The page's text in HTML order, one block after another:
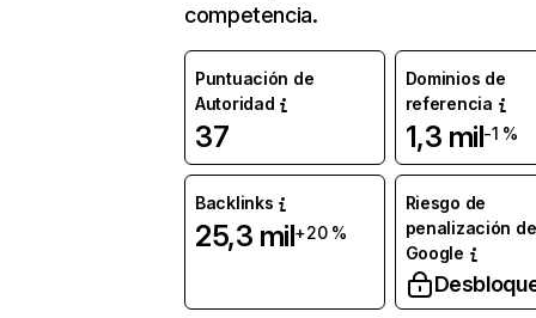
competencia.
Puntuación de
Autoridad
37
Dominios de
referencia
1,3 mil-1 %
Backlinks
25,3 mil+20 %
Riesgo de
penalización de
Google